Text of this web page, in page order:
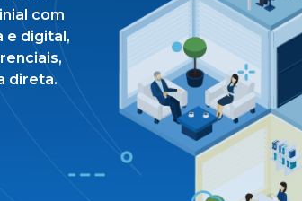
Equipe,
transparente e
tratar de